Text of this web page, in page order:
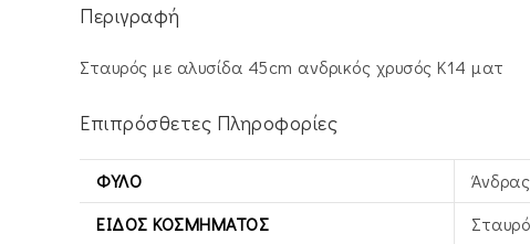
Περιγραφή
Σταυρός με αλυσίδα 45cm ανδρικός χρυσός Κ14 ματ
Επιπρόσθετες Πληροφορίες
ΦΎΛΟ
Άνδρας
ΕΊΔΟΣ ΚΟΣΜΉΜΑΤΟΣ